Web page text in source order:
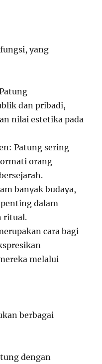
yang
dan pribadi,
nilai estetika pada
Patung sering
orang
banyak budaya,
dalam
ritual.
cara bagi
melalui
berbagai
dengan